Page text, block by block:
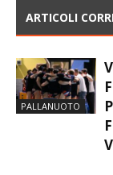
ARTICOLI
PALLANUOTO